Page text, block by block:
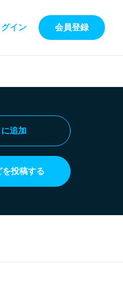
グイン 会員登録
追加
を投稿する